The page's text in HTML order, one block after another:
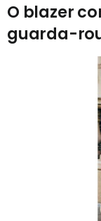
O blazer
guarda-